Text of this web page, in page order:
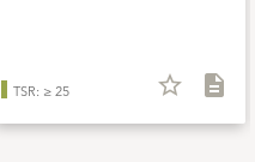
TSR: ≥ 25 star_border description